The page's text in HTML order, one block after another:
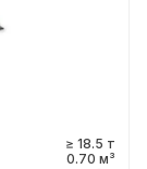
≥ 18.5 т
0.70 м³